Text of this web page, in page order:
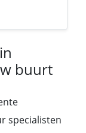
buurt
specialisten